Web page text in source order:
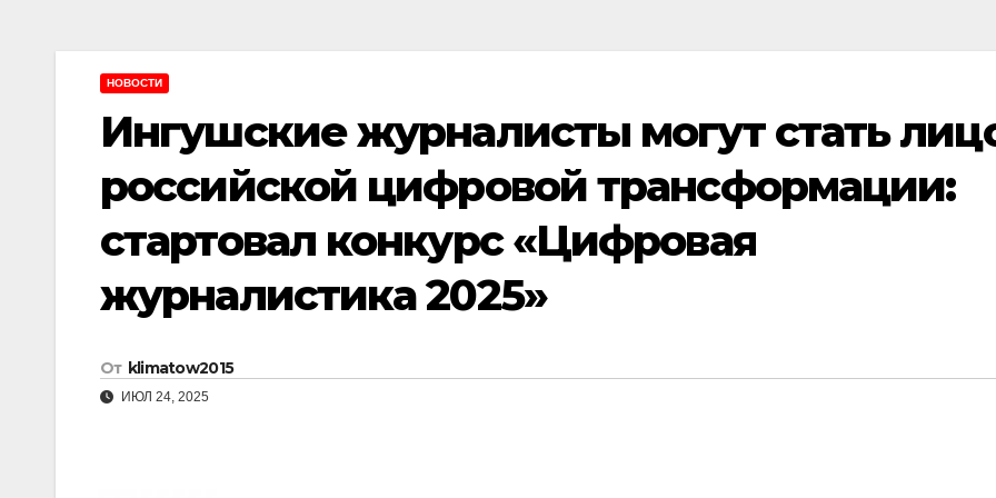
НОВОСТИ
Ингушские журналисты могут стать
российской цифровой трансформации:
стартовал конкурс «Цифровая
журналистика 2025»
От klimatow2015
ИЮЛ 24, 2025